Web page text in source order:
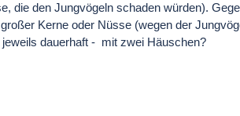
die den Jungvögeln schaden würden).
Kerne oder Nüsse (wegen der
dauerhaft - mit zwei Häuschen?